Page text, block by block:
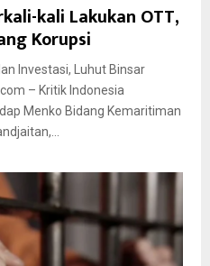
kali Lakukan OTT,
Korupsi
Investasi, Luhut Binsar
– Kritik Indonesia
Menko Bidang Kemaritiman